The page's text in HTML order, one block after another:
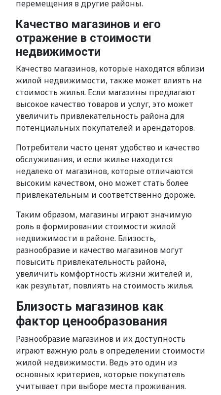
перемещения в другие районы.
Качество магазинов и его
отражение в стоимости
недвижимости
Качество магазинов, которые находятся вблизи
жилой недвижимости, также может влиять на
стоимость жилья. Если магазины предлагают
высокое качество товаров и услуг, это может
увеличить привлекательность района для
потенциальных покупателей и арендаторов.
Потребители часто ценят удобство и качество
обслуживания, и если жилье находится
недалеко от магазинов, которые отличаются
высоким качеством, оно может стать более
привлекательным и соответственно дороже.
Таким образом, магазины играют значимую
роль в формировании стоимости жилой
недвижимости в районе. Близость,
разнообразие и качество магазинов могут
повысить привлекательность района,
увеличить комфортность жизни жителей и,
как результат, повлиять на стоимость жилья.
Близость магазинов как
фактор ценообразования
Разнообразие магазинов и их доступность
играют важную роль в определении стоимости
жилой недвижимости. Ведь это один из
основных критериев, которые покупатель
учитывает при выборе места проживания.